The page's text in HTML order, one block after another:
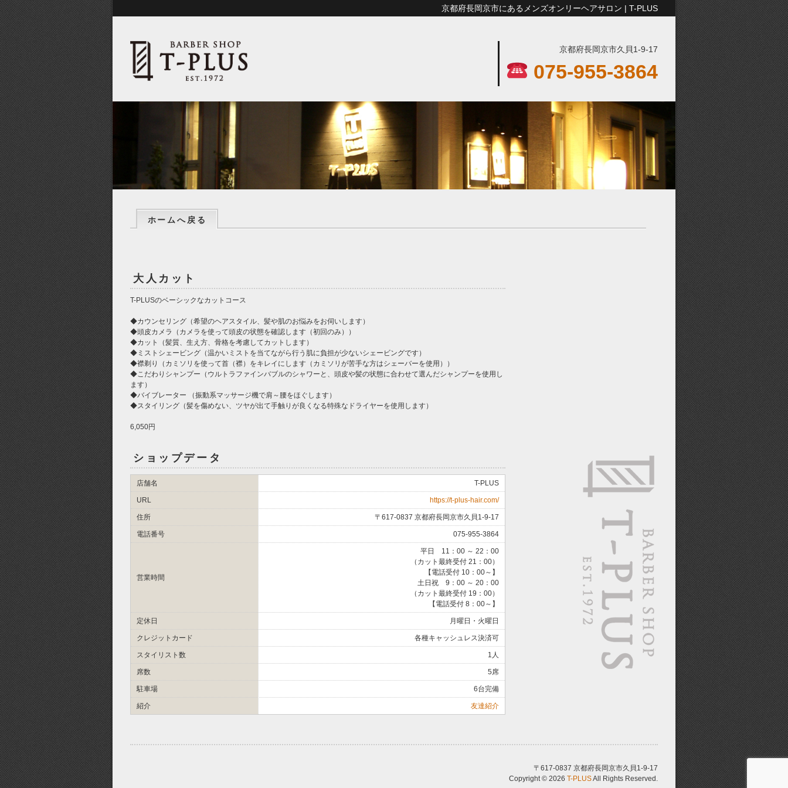
京都府長岡京市にあるメンズオンリーヘアサロン | T-PLUS
京都府長岡京市久貝1-9-17
075-955-3864
ホームへ戻る
大人カット
T-PLUSのベーシックなカットコース
◆カウンセリング（希望のヘアスタイル、髪や肌のお悩みをお伺いします）
◆頭皮カメラ（カメラを使って頭皮の状態を確認します（初回のみ））
◆カット（髪質、生え方、骨格を考慮してカットします）
◆ミストシェービング（温かいミストを当てながら行う肌に負担が少ないシェービングです）
◆襟剃り（カミソリを使って首（襟）をキレイにします（カミソリが苦手な方はシェーバーを使用））
◆こだわりシャンプー（ウルトラファインバブルのシャワーと、頭皮や髪の状態に合わせて選んだシャンプーを使用し
ます）
◆バイブレーター （振動系マッサージ機で肩～腰をほぐします）
◆スタイリング（髪を傷めない、ツヤが出て手触りが良くなる特殊なドライヤーを使用します）
6,050円
ショップデータ
店舗名 T-PLUS
URL https://t-plus-hair.com/
住所 〒617-0837 京都府長岡京市久貝1-9-17
電話番号 075-955-3864
営業時間
平日 11：00 ～ 22：00
（カット最終受付 21：00）
【電話受付 10：00～】
土日祝 9：00 ～ 20：00
（カット最終受付 19：00）
【電話受付 8：00～】
定休日 月曜日・火曜日
クレジットカード 各種キャッシュレス決済可
スタイリスト数 1人
席数 5席
駐車場 6台完備
紹介 友達紹介
〒617-0837 京都府長岡京市久貝1-9-17
Copyright © 2026 T-PLUSAll Rights Reserved.